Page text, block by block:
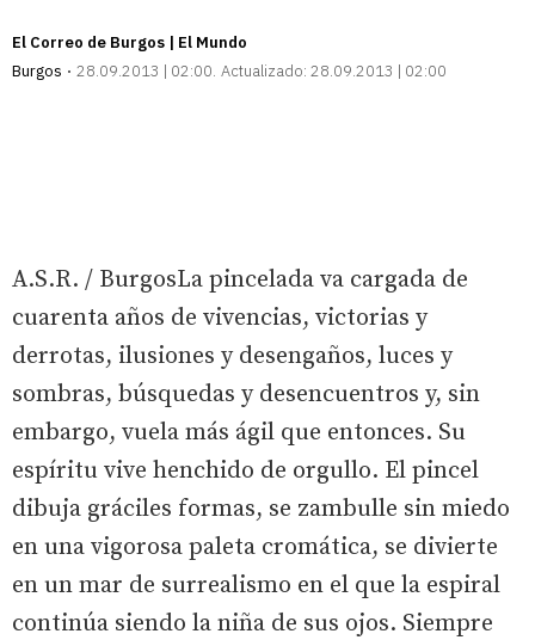
El Correo de Burgos | El Mundo
Burgos
28.09.2013 | 02:00 Actualizado: 28.09.2013 | 02:00
A.S.R. / BurgosLa pincelada va cargada de
cuarenta años de vivencias, victorias y
derrotas, ilusiones y desengaños, luces y
sombras, búsquedas y desencuentros y, sin
embargo, vuela más ágil que entonces. Su
espíritu vive henchido de orgullo. El pincel
dibuja gráciles formas, se zambulle sin miedo
en una vigorosa paleta cromática, se divierte
en un mar de surrealismo en el que la espiral
continúa siendo la niña de sus ojos. Siempre